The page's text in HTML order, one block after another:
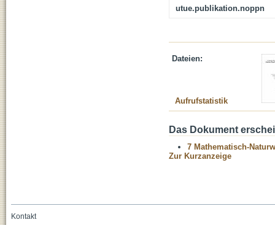
utue.publikation.noppn
Dateien:
Aufrufstatistik
Das Dokument
7 Mathematisch-
Zur Kurzanzeige
Kontakt